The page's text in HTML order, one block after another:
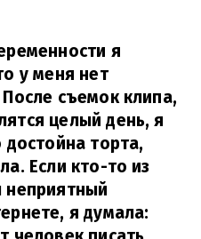
я
у меня нет
съемок клипа,
целый день, я
торта,
Если кто-то из
неприятный
я думала: